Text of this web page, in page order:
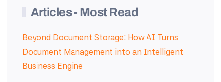
Articles - Most Read
Beyond Document Storage: How AI Turns
Document Management into an Intelligent
Business Engine